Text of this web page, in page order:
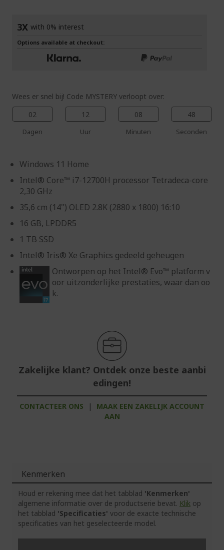
Wees er snel bij! Code MYSTERY verloopt over:
02
Dagen
12
Uur
08
Minuten
48
Seconden
Windows 11 Home
Intel® Core™ i7-12700H processor Tetradeca-core
2,30 GHz
35,6 cm (14") OLED 2.8K (2880 x 1800) 16:10
16 GB, LPDDR5
1 TB SSD
Intel® Iris® Xe Graphics gedeeld geheugen
Ontworpen op het Intel® Evo™ platform v
oor uitzonderlijke prestaties, waar dan oo
k.
Zakelijke klant? Ontdek onze beste aanbi
edingen!
CONTACTEER ONS |
MAAK EEN ZAKELIJK ACCOUNT
AAN
3X with 0% interest
Options available at checkout:
Kenmerken
Houd er rekening mee dat het tabblad 'Kenmerken'
algemene informatie over de productserie bevat. Klik op
het tabblad 'Specificaties' voor de exacte technische
specificaties van het geselecteerde model.